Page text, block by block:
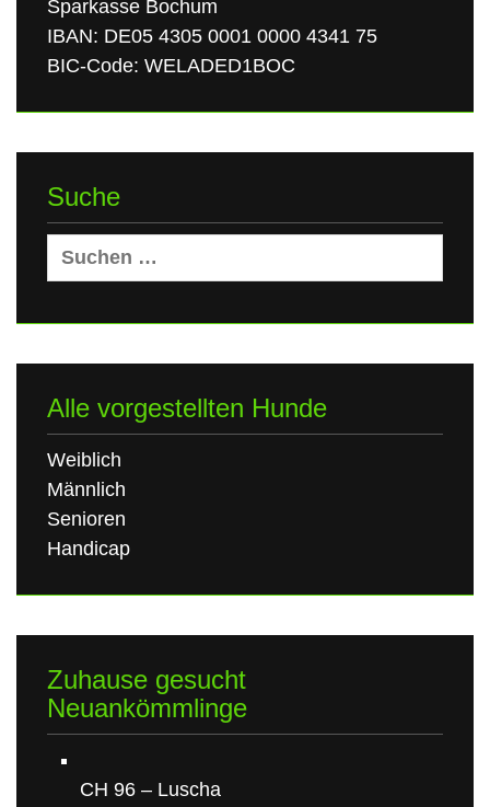
Sparkasse Bochum
IBAN: DE05 4305 0001 0000 4341 75
BIC-Code: WELADED1BOC
Suche
Suchen
nach:
Alle vorgestellten Hunde
Weiblich
Männlich
Senioren
Handicap
Zuhause gesucht
Neuankömmlinge
CH 96 – Luscha